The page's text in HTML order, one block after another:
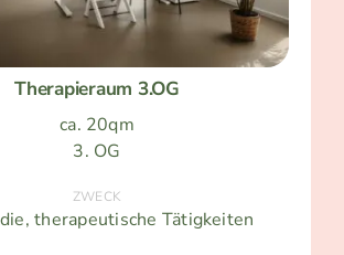
Therapieraum 3.OG
ca. 20qm
3. OG
ZWECK
therapeutische Tätigkeiten